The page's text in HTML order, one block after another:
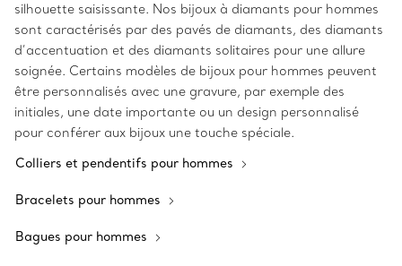
silhouette saisissante. Nos bijoux à diamants pour hommes
sont caractérisés par des pavés de diamants, des diamants
d’accentuation et des diamants solitaires pour une allure
soignée. Certains modèles de bijoux pour hommes peuvent
être personnalisés avec une gravure, par exemple des
initiales, une date importante ou un design personnalisé
pour conférer aux bijoux une touche spéciale.
Colliers et pendentifs pour hommes
Bracelets pour hommes
Bagues pour hommes